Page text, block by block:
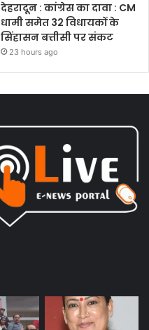
देहरादून : कांग्रेस का दावा : CM
धामी समेत 32 विधायकों के
सिंहासन बत्तीसी पर संकट
23 hours ago